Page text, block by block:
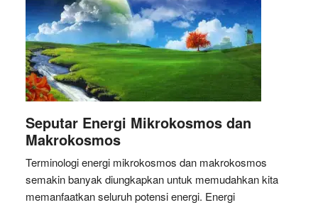
Seputar Energi Mikrokosmos dan
Makrokosmos
Terminologi energi mikrokosmos dan makrokosmos
semakin banyak diungkapkan untuk memudahkan kita
memanfaatkan seluruh potensi energi. Energi